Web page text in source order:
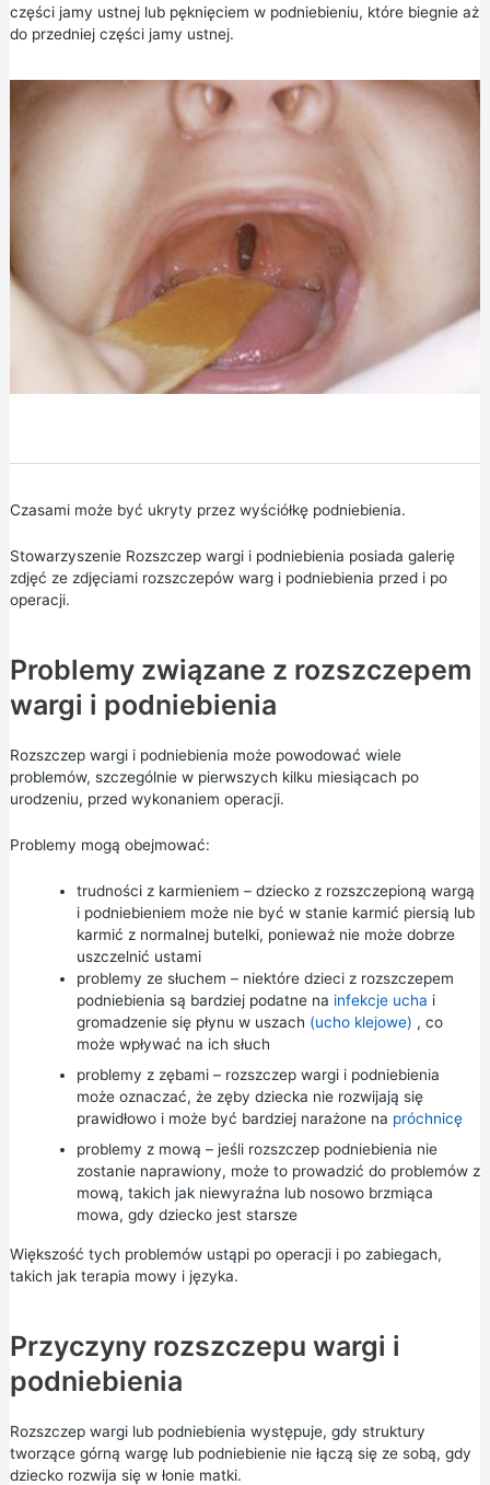
części jamy ustnej lub pęknięciem w podniebieniu, które biegnie aż
do przedniej części jamy ustnej.
Czasami może być ukryty przez wyściółkę podniebienia.
Stowarzyszenie Rozszczep wargi i podniebienia posiada galerię
zdjęć ze zdjęciami rozszczepów warg i podniebienia przed i po
operacji.
Problemy związane z rozszczepem
wargi i podniebienia
Rozszczep wargi i podniebienia może powodować wiele
problemów, szczególnie w pierwszych kilku miesiącach po
urodzeniu, przed wykonaniem operacji.
Problemy mogą obejmować:
trudności z karmieniem – dziecko z rozszczepioną wargą
i podniebieniem może nie być w stanie karmić piersią lub
karmić z normalnej butelki, ponieważ nie może dobrze
uszczelnić ustami
problemy ze słuchem – niektóre dzieci z rozszczepem
podniebienia są bardziej podatne na infekcje ucha i
gromadzenie się płynu w uszach (ucho klejowe) , co
może wpływać na ich słuch
problemy z zębami – rozszczep wargi i podniebienia
może oznaczać, że zęby dziecka nie rozwijają się
prawidłowo i może być bardziej narażone na próchnicę
problemy z mową – jeśli rozszczep podniebienia nie
zostanie naprawiony, może to prowadzić do problemów z
mową, takich jak niewyraźna lub nosowo brzmiąca
mowa, gdy dziecko jest starsze
Większość tych problemów ustąpi po operacji i po zabiegach,
takich jak terapia mowy i języka.
Przyczyny rozszczepu wargi i
podniebienia
Rozszczep wargi lub podniebienia występuje, gdy struktury
tworzące górną wargę lub podniebienie nie łączą się ze sobą, gdy
dziecko rozwija się w łonie matki.